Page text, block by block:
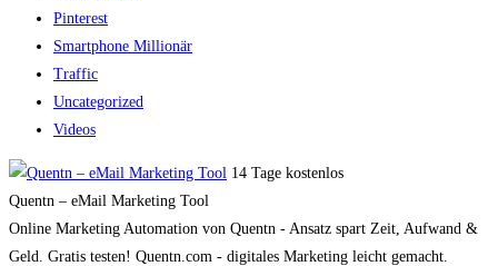
Pinterest
Smartphone Millionär
Traffic
Uncategorized
Videos
14 Tage kostenlos
Quentn – eMail Marketing Tool
Online Marketing Automation von Quentn - Ansatz spart Zeit, Aufwand &
Geld. Gratis testen! Quentn.com - digitales Marketing leicht gemacht.